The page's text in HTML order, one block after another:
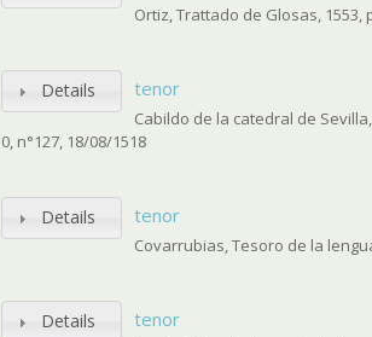
Ortiz, Trattado de Glosas, 1553,
Details tenor
Cabildo de la catedral de
0, n°127, 18/08/1518
Details tenor
Covarrubias, Tesoro de la
Details tenor